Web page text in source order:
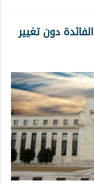
دون تغيير